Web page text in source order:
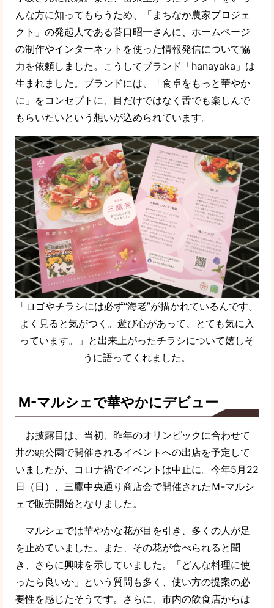
んな方に知ってもらうため、「まちなか農家プロジェ
クト」の発起人である苔口昭一さんに、ホームページ
の制作やインターネットを使った情報発信について協
力を依頼しました。こうしてブランド「hanayaka」は
生まれました。ブランドには、「食卓をもっと華やか
に」をコンセプトに、目だけではなく舌でも楽しんで
もらいたいという想いが込められています。
「ロゴやチラシには必ず“海老”が描かれているんです。
よく見ると気がつく。遊び心があって、とても気に入
っています。」と出来上がったチラシについて嬉しそ
うに語ってくれました。
M-マルシェで華やかにデビュー
お披露目は、当初、昨年のオリンピックに合わせて
井の頭公園で開催されるイベントへの出店を予定して
いましたが、コロナ禍でイベントは中止に。今年5月22
日（日）、三鷹中央通り商店会で開催されたＭ-マルシ
ェで販売開始となりました。
マルシェでは華やかな花が目を引き、多くの人が足
を止めていました。また、その花が食べられると聞
き、さらに興味を示していました。「どんな料理に使
ったら良いか」という質問も多く、使い方の提案の必
要性を感じたそうです。さらに、市内の飲食店からは